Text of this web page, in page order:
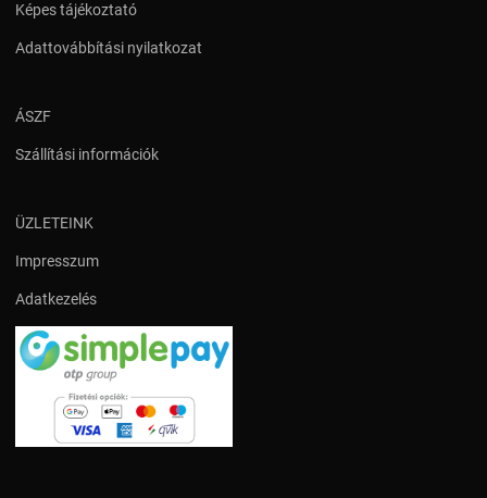
Képes tájékoztató
Adattovábbítási nyilatkozat
ÁSZF
Szállítási információk
ÜZLETEINK
Impresszum
Adatkezelés